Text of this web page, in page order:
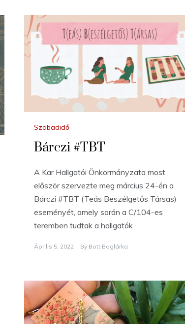
Szabadidő
Bárczi #TBT
A Kar Hallgatói Önkormányzata most
először szervezte meg március 24-én a
Bárczi #TBT (Teás Beszélgetős Társas)
eseményét, amely során a C/104-es
teremben tudtak a hallgatók
Április 5, 2022 By Bott Boglárka